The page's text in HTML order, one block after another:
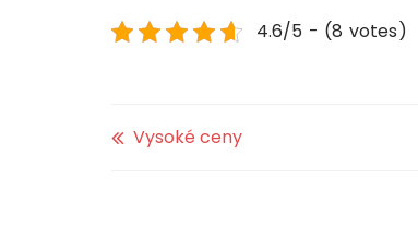
4.6/5 - (8 votes)
Vysoké ceny